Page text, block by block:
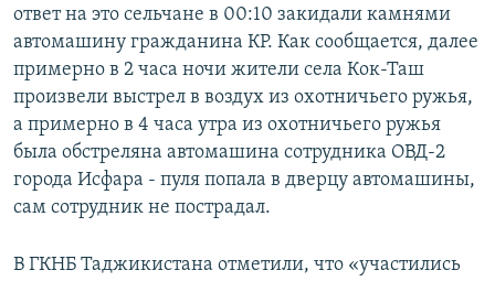
ответ на это сельчане в 00:10 закидали камнями
автомашину гражданина КР. Как сообщается, далее
примерно в 2 часа ночи жители села Кок-Таш
произвели выстрел в воздух из охотничьего ружья,
а примерно в 4 часа утра из охотничьего ружья
была обстреляна автомашина сотрудника ОВД-2
города Исфара - пуля попала в дверцу автомашины,
сам сотрудник не пострадал.
В ГКНБ Таджикистана отметили, что «участились